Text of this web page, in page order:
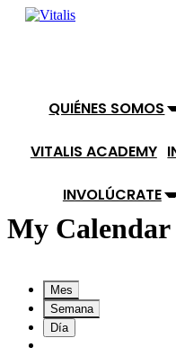
QUIÉNES SOMOS
VITALIS ACADEMY
INVOLÚCRATE
My Calendar
Mes
Semana
Día